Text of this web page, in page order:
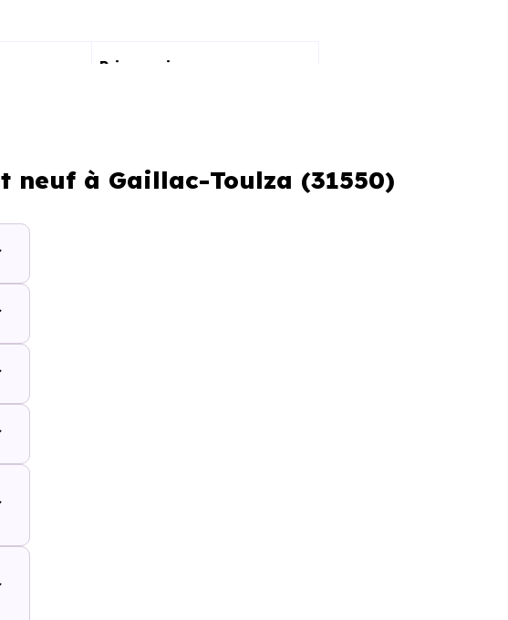
Prix maximum
3 662 € /m²
et le stade d'avancement du
l'ensemble des programmes disponibles à
Gaillac-Toulza présente deux indicateurs
prendre en compte, pour tout projet
neuf à Gaillac-Toulza (31550)